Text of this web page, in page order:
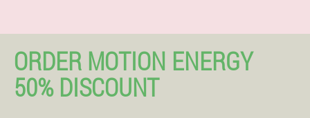
ORDER MOTION ENERGY
50% DISCOUNT